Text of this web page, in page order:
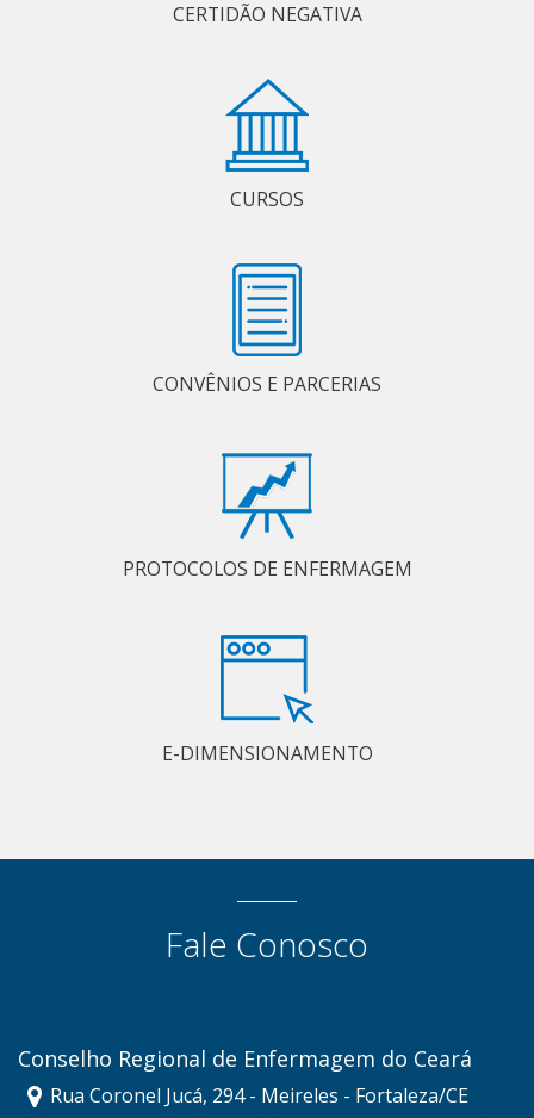
CERTIDÃO NEGATIVA
CURSOS
CONVÊNIOS E PARCERIAS
PROTOCOLOS DE ENFERMAGEM
E-DIMENSIONAMENTO
Fale Conosco
Conselho Regional de Enfermagem do Ceará
Rua Coronel Jucá, 294 - Meireles - Fortaleza/CE